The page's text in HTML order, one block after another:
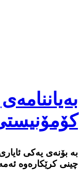
چینی کرێکارەوە